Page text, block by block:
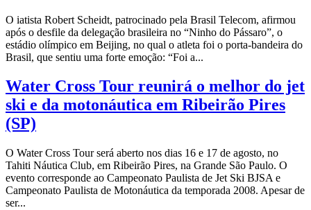
O iatista Robert Scheidt, patrocinado pela Brasil Telecom, afirmou
após o desfile da delegação brasileira no “Ninho do Pássaro”, o
estádio olímpico em Beijing, no qual o atleta foi o porta-bandeira do
Brasil, que sentiu uma forte emoção: “Foi a...
Water Cross Tour reunirá o melhor do jet
ski e da motonáutica em Ribeirão Pires
(SP)
O Water Cross Tour será aberto nos dias 16 e 17 de agosto, no
Tahiti Náutica Club, em Ribeirão Pires, na Grande São Paulo. O
evento corresponde ao Campeonato Paulista de Jet Ski BJSA e
Campeonato Paulista de Motonáutica da temporada 2008. Apesar de
ser...